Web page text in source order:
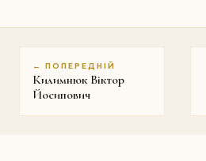
← ПОПЕРЕДНІЙ
Килимнюк Віктор
Йосипович